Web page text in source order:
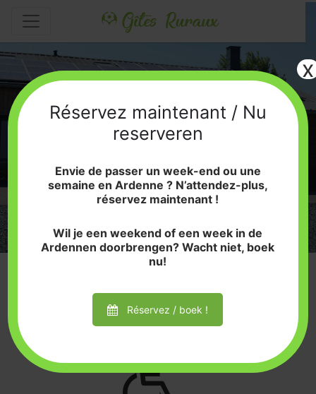
Envie d'un week-end en
Ardennes ?
Réservez maintenant / Nu
reserveren
Envie de passer un week-end ou une
semaine en Ardenne ? N’attendez-plus,
réservez maintenant !
Wil je een weekend of een week in de
Ardennen doorbrengen? Wacht niet, boek
nu!
Réservez / boek !
x